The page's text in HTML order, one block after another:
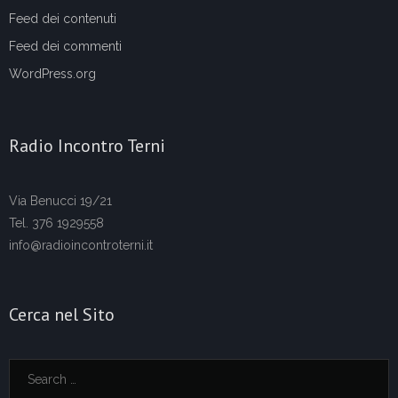
Feed dei contenuti
Feed dei commenti
WordPress.org
Radio Incontro Terni
Via Benucci 19/21
Tel. 376 1929558
info@radioincontroterni.it
Cerca nel Sito